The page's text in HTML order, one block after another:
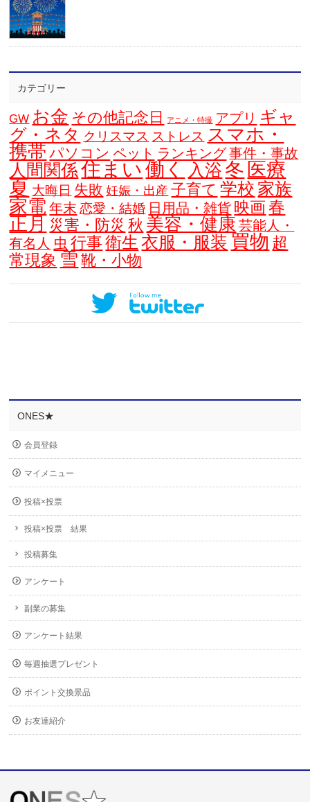
カテゴリー
GW お金 その他記念日 アニメ・特撮 アプリ ギャ
グ・ネタ クリスマス ストレス スマホ・
携帯 パソコン ペット ランキング事件・事故
人間関係住まい 働く 入浴 冬 医療
夏 大晦日 失敗 妊娠・出産 子育て 学校 家族
家電 年末 恋愛・結婚 日用品・雑貨 映画 春
正月 災害・防災 秋 美容・健康 芸能人・
有名人 虫 行事 衛生 衣服・服装 買物 超
常現象 雪 靴・小物
ONES★
会員登録
マイメニュー
投稿×投票
投稿×投票 結果
投稿募集
アンケート
副業の募集
アンケート結果
毎週抽選プレゼント
ポイント交換景品
お友達紹介